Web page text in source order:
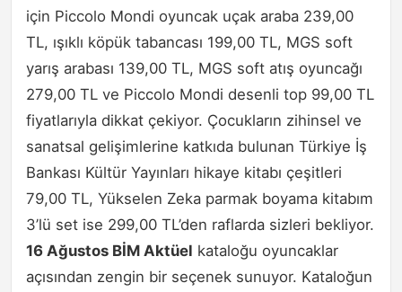
için Piccolo Mondi oyuncak uçak araba 239,00
TL, ışıklı köpük tabancası 199,00 TL, MGS soft
yarış arabası 139,00 TL, MGS soft atış oyuncağı
279,00 TL ve Piccolo Mondi desenli top 99,00 TL
fiyatlarıyla dikkat çekiyor. Çocukların zihinsel ve
sanatsal gelişimlerine katkıda bulunan Türkiye İş
Bankası Kültür Yayınları hikaye kitabı çeşitleri
79,00 TL, Yükselen Zeka parmak boyama kitabım
3’lü set ise 299,00 TL’den raflarda sizleri bekliyor.
16 Ağustos BİM Aktüel kataloğu oyuncaklar
açısından zengin bir seçenek sunuyor. Kataloğun